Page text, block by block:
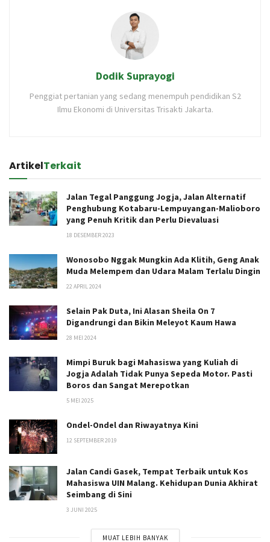
Dodik Suprayogi
Penggiat pertanian yang sedang menempuh pendidikan S2
Ilmu Ekonomi di Universitas Trisakti Jakarta.
ArtikelTerkait
Jalan Tegal Panggung Jogja, Jalan Alternatif
Penghubung Kotabaru-Lempuyangan-Malioboro
yang Penuh Kritik dan Perlu Dievaluasi
18 DESEMBER 2023
Wonosobo Nggak Mungkin Ada Klitih, Geng Anak
Muda Melempem dan Udara Malam Terlalu Dingin
22 APRIL 2024
Selain Pak Duta, Ini Alasan Sheila On 7
Digandrungi dan Bikin Meleyot Kaum Hawa
28 MEI 2024
Mimpi Buruk bagi Mahasiswa yang Kuliah di
Jogja Adalah Tidak Punya Sepeda Motor. Pasti
Boros dan Sangat Merepotkan
5 MEI 2025
Ondel-Ondel dan Riwayatnya Kini
12 SEPTEMBER 2019
Jalan Candi Gasek, Tempat Terbaik untuk Kos
Mahasiswa UIN Malang. Kehidupan Dunia Akhirat
Seimbang di Sini
3 JUNI 2025
MUAT LEBIH BANYAK